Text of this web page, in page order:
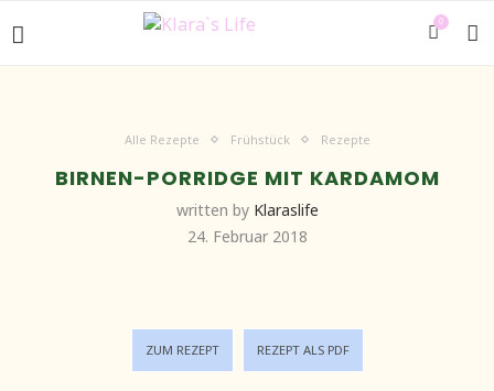
0
Alle Rezepte Frühstück Rezepte
BIRNEN-PORRIDGE MIT KARDAMOM
written by Klaraslife
24. Februar 2018
ZUM REZEPT REZEPT ALS PDF